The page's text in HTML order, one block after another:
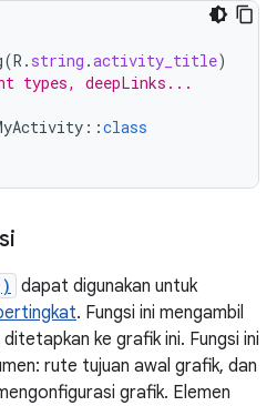
(R . string .activity_title)
types, deepLinks...
::class
dapat digunakan untuk
. Fungsi ini mengambil
ke grafik ini. Fungsi ini
rute tujuan awal grafik, dan
grafik. Elemen